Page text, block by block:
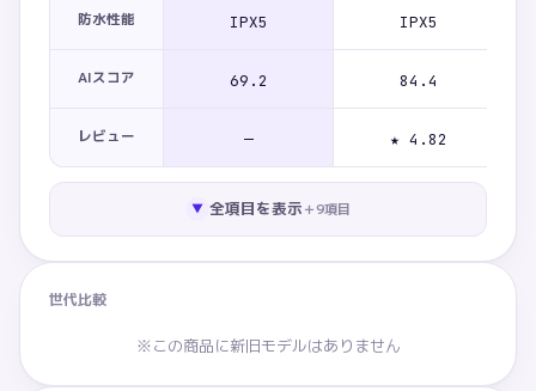
防水性能 IPX5 IPX5
AIスコア 69.2 84.4
レビュー — ★ 4.82
▼ 全項目を表示＋9項目
世代比較
※この商品に新旧モデルはありません